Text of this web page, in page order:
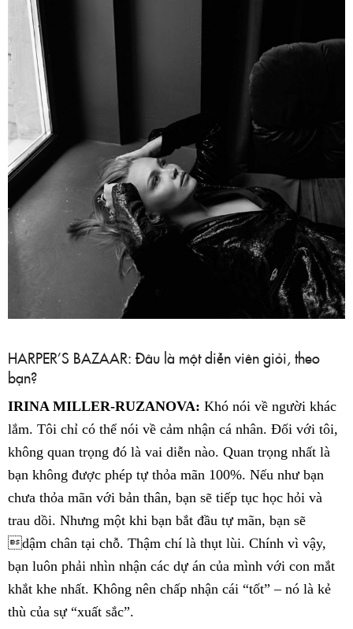
HARPER’S BAZAAR: Đâu là một diễn viên giỏi, theo
bạn?
IRINA MILLER-RUZANOVA: Khó nói về người khác
lắm. Tôi chỉ có thể nói về cảm nhận cá nhân. Đối với tôi,
không quan trọng đó là vai diễn nào. Quan trọng nhất là
bạn không được phép tự thỏa mãn 100%. Nếu như bạn
chưa thỏa mãn với bản thân, bạn sẽ tiếp tục học hỏi và
trau dồi. Nhưng một khi bạn bắt đầu tự mãn, bạn sẽ
dậm chân tại chỗ. Thậm chí là thụt lùi. Chính vì vậy,
bạn luôn phải nhìn nhận các dự án của mình với con mắt
khắt khe nhất. Không nên chấp nhận cái “tốt” – nó là kẻ
thù của sự “xuất sắc”.